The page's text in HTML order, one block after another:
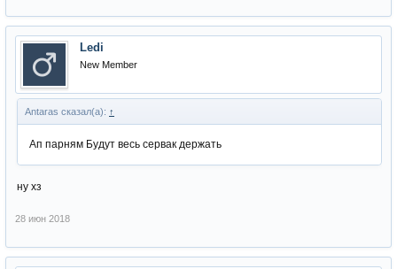
Ledi
New Member
Antaras сказал(а): ↑
Ап парням Будут весь сервак держать
ну хз
28 июн 2018